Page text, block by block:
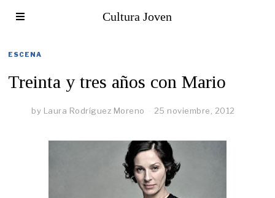
Cultura Joven
ESCENA
Treinta y tres años con Mario
by Laura Rodríguez Moreno 25 noviembre, 2012